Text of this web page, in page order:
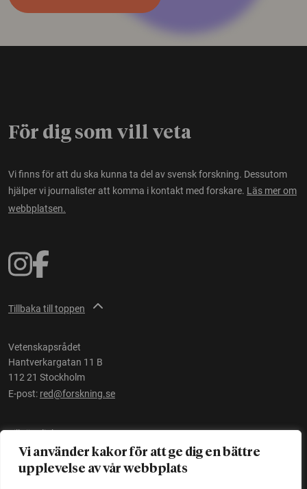
Vi använder kakor för att ge dig en bättre
upplevelse av vår webbplats
För dig som vill veta
Vi finns för att du ska kunna ta del av svensk forskning. Dessutom
hjälper vi journalister att komma i kontakt med forskare. Läs mer om
webbplatsen.
Tillbaka till toppen
Vetenskapsrådet
Hantverkargatan 11 B
112 21 Stockholm
E-post: red@forskning.se
Tillgänglighet
Ett initiativ avVetenskapsrådet